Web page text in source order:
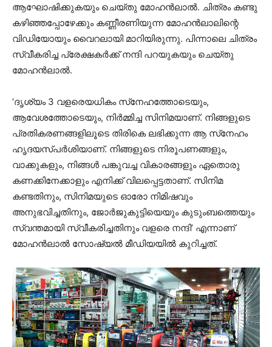
ആഘോഷിക്കുകയും ചെയ്തു മോഹന്‍ലാല്‍. ചിത്രം കണ്ടു
കഴിഞ്ഞപ്പോഴേക്കും കണ്ണീരണിയുന്ന മോഹന്‍ലാലിന്റെ
വിഡിയോയും വൈറലായി മാറിയിരുന്നു. പിന്നാലെ ചിത്രം
സ്വീകരിച്ച പ്രേക്ഷകര്‍ക്ക് നന്ദി പറയുകയും ചെയ്തു
മോഹന്‍ലാല്‍.
‘ദൃശ്യം 3 വളരെയധികം സ്‌നേഹത്തോടെയും,
ആവേശത്തോടെയും, നിര്‍മ്മിച്ച സിനിമയാണ്. നിങ്ങളുടെ
പ്രതികരണങ്ങളിലൂടെ തിരികെ ലഭിക്കുന്ന ആ സ്‌നേഹം
ഹൃദയസ്പര്‍ശിയാണ്. നിങ്ങളുടെ നിരൂപണങ്ങളും,
വാക്കുകളും, നിങ്ങള്‍ പങ്കുവച്ച വികാരങ്ങളും ഏതൊരു
കണക്കിനേക്കാളും എനിക്ക് വിലപ്പെട്ടതാണ്. സിനിമ
കണ്ടതിനും, സിനിമയുടെ ഓരോ നിമിഷവും
അനുഭവിച്ചതിനും, ജോര്‍ജുകുട്ടിയെയും കുടുംബത്തെയും
സ്വന്തമായി സ്വീകരിച്ചതിനും വളരെ നന്ദി’ എന്നാണ്
മോഹന്‍ലാല്‍ സോഷ്യല്‍ മീഡിയയില്‍ കുറിച്ചത്.